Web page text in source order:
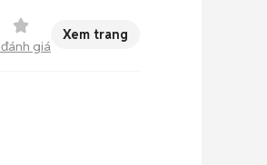
đánh giá
Xem trang